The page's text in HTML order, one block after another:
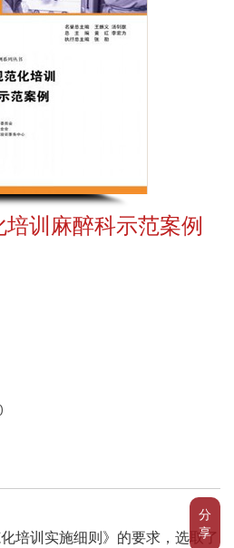
分
享
训麻醉科示范案例
培训实施细则》的要求，选取了